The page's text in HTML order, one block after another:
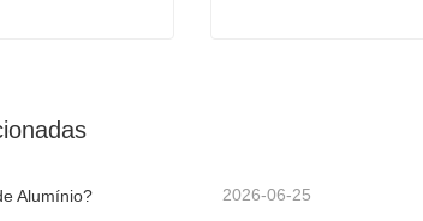
Alumínio? 2026-06-25